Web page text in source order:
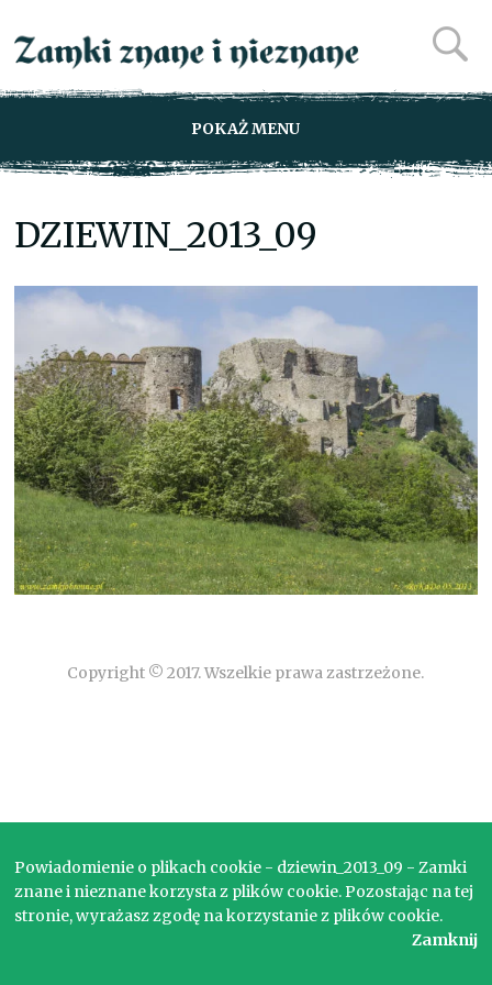
POKAŻ MENU
DZIEWIN_2013_09
Copyright © 2017. Wszelkie prawa zastrzeżone.
Powiadomienie o plikach cookie - dziewin_2013_09 - Zamki
znane i nieznane korzysta z plików cookie. Pozostając na tej
stronie, wyrażasz zgodę na korzystanie z plików cookie.
Zamknij